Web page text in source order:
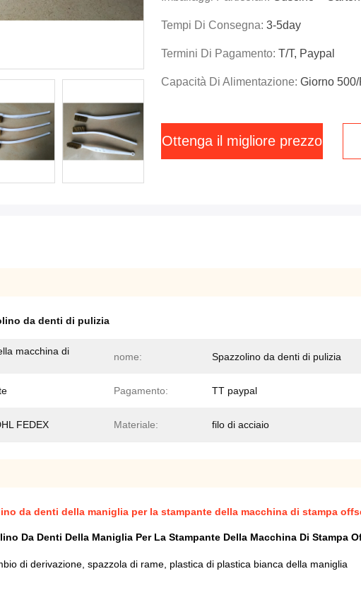
Tempi Di Consegna: 3-5day
Termini Di Pagamento: T/T, Paypal
Capacità Di Alimentazione: Giorno
Ottenga il migliore prezzo
da denti di pulizia
macchina di
nome: Spazzolino da denti di pulizia
Pagamento: TT paypal
FEDEX Materiale: filo di acciaio
da denti della maniglia per la stampante della macchina di stampa
Da Denti Della Maniglia Per La Stampante Della Macchina Di Stampa
di derivazione, spazzola di rame, plastica di plastica bianca della maniglia